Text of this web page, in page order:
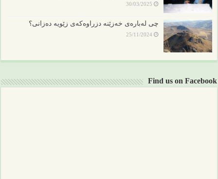
30/03/2025
چی لەبارەی خەزێنە دزراوەکەی زێویە دەزانی؟
25/11/2024
Find us on Facebook